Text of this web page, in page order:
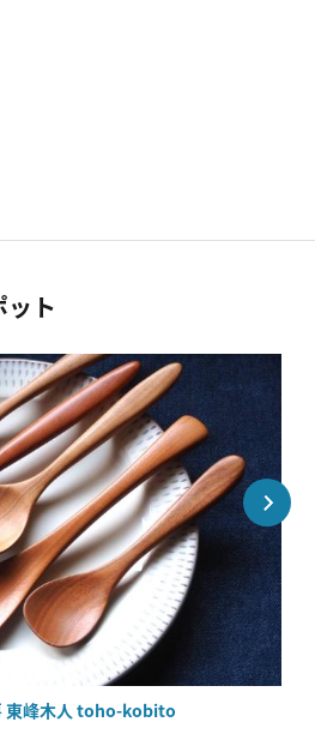
ト
東峰木人 toho-kobito